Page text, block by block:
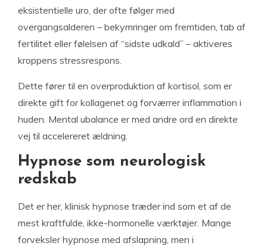
eksistentielle uro, der ofte følger med
overgangsalderen – bekymringer om fremtiden, tab af
fertilitet eller følelsen af “sidste udkald” – aktiveres
kroppens stressrespons.
Dette fører til en overproduktion af kortisol, som er
direkte gift for kollagenet og forværrer inflammation i
huden. Mental ubalance er med andre ord en direkte
vej til accelereret ældning.
Hypnose som neurologisk
redskab
Det er her, klinisk hypnose træder ind som et af de
mest kraftfulde, ikke-hormonelle værktøjer. Mange
forveksler hypnose med afslapning, men i